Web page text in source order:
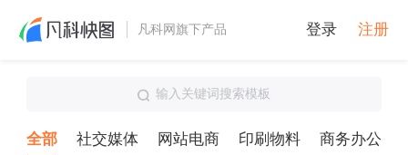
凡科网旗下产品 登录 注册
输入关键词搜索模板
全部 社交媒体 网站电商 印刷物料 商务办公